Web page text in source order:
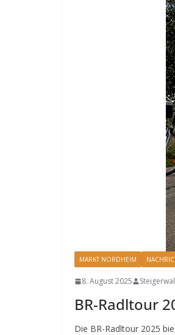
MARKT NORDHEIM
8. August 2025
BR-Radltour
Die BR-Radltour 2025